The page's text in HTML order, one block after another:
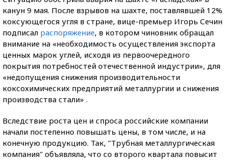
канун 9 мая. После взрывов на шахте, поставлявшей 12%
коксующегося угля в стране, вице-премьер Игорь Сечин
подписал распоряжение, в котором чиновник обращал
внимание на «необходимость осуществления экспорта
ценных марок углей, исходя из первоочередного
покрытия потребностей отечественной индустрии», для
«недопущения снижения производительности
коксохимических предприятий металлургии и снижения
производства стали» .
Вследствие роста цен и спроса российские компании
начали постепенно повышать цены, в том числе, и на
конечную продукцию. Так, "Трубная металлургическая
компания" объявляла, что со второго квартала повысит